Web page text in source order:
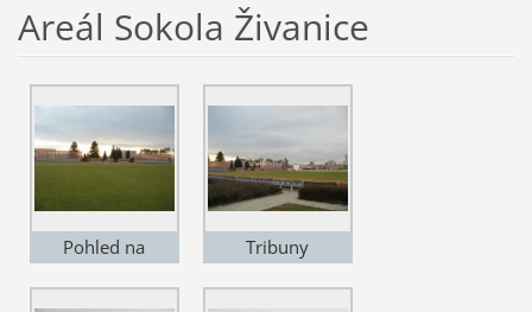
Areál Sokola Živanice
Pohled na
Tribuny